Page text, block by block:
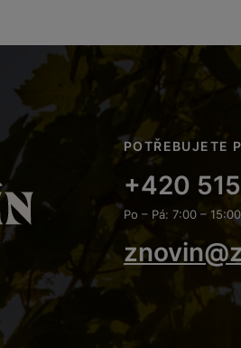
POTŘEBUJETE
+420
Po – Pá: 7:00 – 15:00